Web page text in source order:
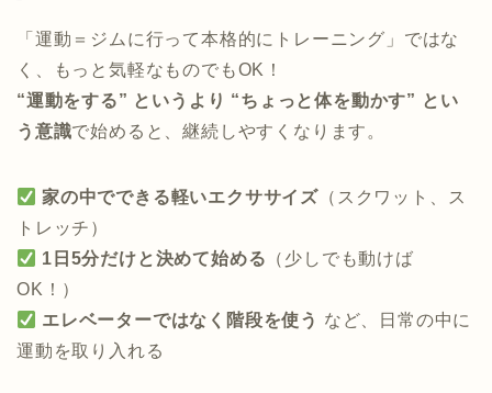
「運動＝ジムに行って本格的にトレーニング」ではな
く、もっと気軽なものでもOK！
“運動をする” というより “ちょっと体を動かす” とい
う意識で始めると、継続しやすくなります。
家の中でできる軽いエクササイズ （スクワット、ス
トレッチ）
1日5分だけと決めて始める （少しでも動けば
OK！）
エレベーターではなく階段を使う など、日常の中に
運動を取り入れる